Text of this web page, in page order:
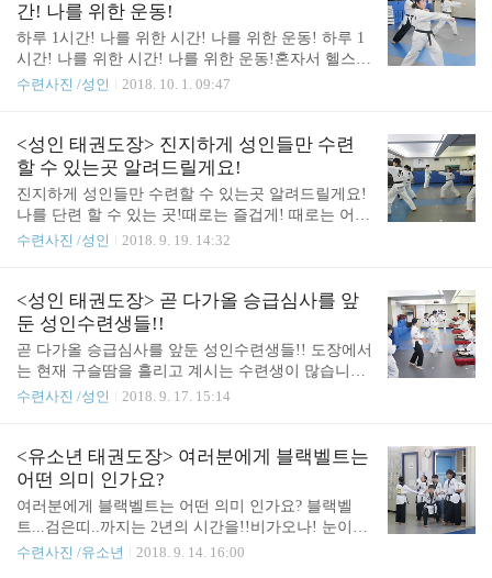
간! 나를 위한 운동!
하루 1시간! 나를 위한 시간! 나를 위한 운동! 하루 1
시간! 나를 위한 시간! 나를 위한 운동!혼자서 헬스장
에서 이도저도 아닌 운동하고 계시는 그대!함께하면
함께 커뮤니티도 가능한곳!전신운동! 실내운동! 일
석이조운동! 바로 성인 태권도!
수련사진 /성인 2018. 10. 1. 09:47
<성인 태권도장> 진지하게 성인들만 수련
할 수 있는곳 알려드릴게요!
진지하게 성인들만 수련할 수 있는곳 알려드릴게요!
나를 단련 할 수 있는 곳!때로는 즐겁게! 때로는 어렵
게! 때로는 고민하면서!우리의 신체를 내 마음 처럼
나오십니다^^
수련사진 /성인 2018. 9. 19. 14:32
<성인 태권도장> 곧 다가올 승급심사를 앞
둔 성인수련생들!!
곧 다가올 승급심사를 앞둔 성인수련생들!! 도장에서
는 현재 구슬땀을 흘리고 계시는 수련생이 많습니다
이번주! 금요일에는 제 40회 성인승급심사가 있습니
수련사진 /성인 2018. 9. 17. 15:14
<유소년 태권도장> 여러분에게 블랙벨트는
어떤 의미 인가요?
여러분에게 블랙벨트는 어떤 의미 인가요? 블랙벨
트...검은띠..까지는 2년의 시간을!!비가오나! 눈이오
나! 하루도 빠지지 않고 나와 수련하시는분들께주어
수련사진 /유소년 2018. 9. 14. 16:00